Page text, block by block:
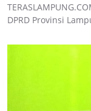
DPRD Provinsi